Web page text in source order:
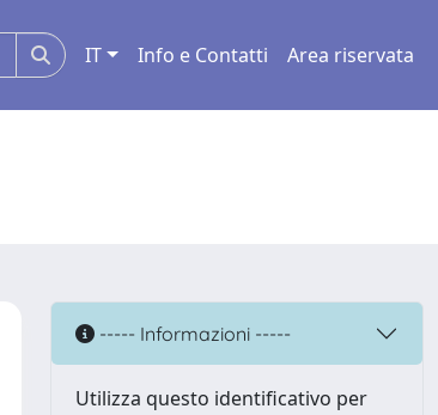
IT Info e Contatti Area riservata
----- Informazioni -----
Utilizza questo identificativo per